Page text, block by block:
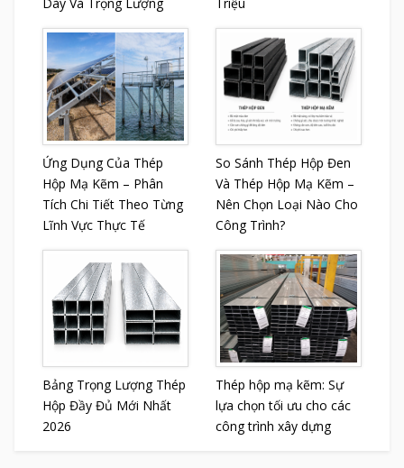
Ứng Dụng Của Thép
Hộp Mạ Kẽm – Phân
Tích Chi Tiết Theo Từng
Lĩnh Vực Thực Tế
So Sánh Thép Hộp Đen
Và Thép Hộp Mạ Kẽm –
Nên Chọn Loại Nào Cho
Công Trình?
Bảng Trọng Lượng Thép
Hộp Đầy Đủ Mới Nhất
2026
Thép hộp mạ kẽm: Sự
lựa chọn tối ưu cho các
công trình xây dựng